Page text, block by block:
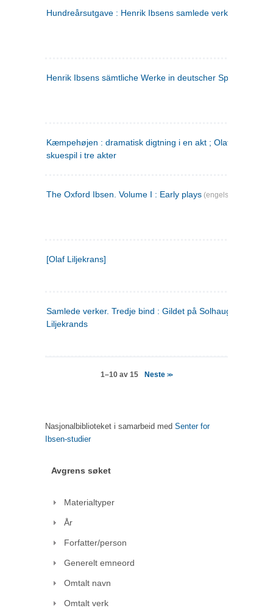
Hundreårsutgave : Henrik Ibsens samlede verker. 3
Henrik Ibsens sämtliche Werke in deutscher Sprache. 2
Kæmpehøjen : dramatisk digtning i en akt ; Olaf Liljekrans :
skuespil i tre akter
The Oxford Ibsen. Volume I : Early plays (engelsk)
[Olaf Liljekrans]
Samlede verker. Tredje bind : Gildet på Solhaug ; Olaf
Liljekrands
1–10 av 15 Neste>>
Nasjonalbiblioteket i samarbeid med Senter for
Ibsen-studier
Avgrens søket
Materialtyper
År
Forfatter/person
Generelt emneord
Omtalt navn
Omtalt verk